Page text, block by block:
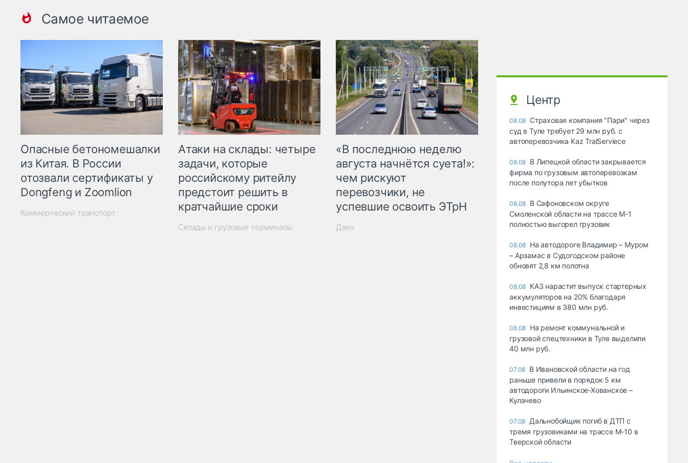
Самое читаемое
Опасные бетономешалки
из Китая. В России
отозвали сертификаты у
Dongfeng и Zoomlion
Коммерческий транспорт
Атаки на склады: четыре
задачи, которые
российскому ритейлу
предстоит решить в
кратчайшие сроки
Склады и грузовые терминалы
«В последнюю неделю
августа начнётся суета!»:
чем рискуют
перевозчики, не
успевшие освоить ЭТрН
Дзен
Центр
08.08 Страховая компания "Пари" через
суд в Туле требует 29 млн руб. с
автоперевозчика Kaz TralServiece
08.08 В Липецкой области закрывается
фирма по грузовым автоперевозкам
после полутора лет убытков
08.08 В Сафоновском округе
Смоленской области на трассе М-1
полностью выгорел грузовик
08.08 На автодороге Владимир – Муром
– Арзамас в Судогодском районе
обновят 2,8 км полотна
08.08 КАЗ нарастит выпуск стартерных
аккумуляторов на 20% благодаря
инвестициям в 380 млн руб.
08.08 На ремонт коммунальной и
грузовой спецтехники в Туле выделили
40 млн руб.
07.08 В Ивановской области на год
раньше привели в порядок 5 км
автодороги Ильинское-Хованское –
Кулачево
07.08 Дальнобойщик погиб в ДТП с
тремя грузовиками на трассе М-10 в
Тверской области